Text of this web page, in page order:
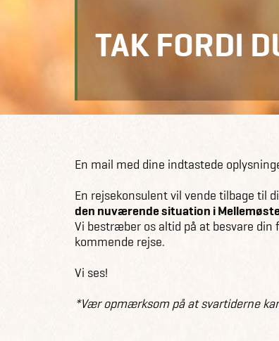
TAK FORDI
En mail med dine indtastede
En rejsekonsulent vil vende tilbage til
den nuværende situation i
Vi bestræber os altid på at besvare
kommende rejse.
Vi ses!
*Vær opmærksom på at svartiderne